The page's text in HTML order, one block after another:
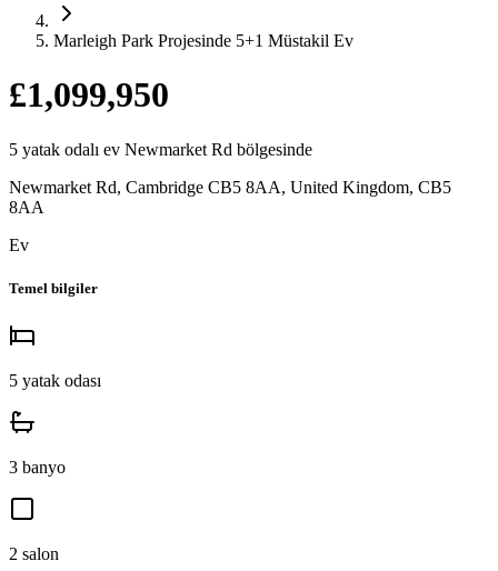
Marleigh Park Projesinde 5+1 Müstakil Ev
£1,099,950
5 yatak odalı ev Newmarket Rd bölgesinde
Newmarket Rd, Cambridge CB5 8AA, United Kingdom, CB5
8AA
Ev
Temel bilgiler
5 yatak odası
3 banyo
2 salon